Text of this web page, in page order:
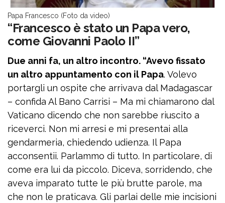
Papa Francesco (Foto da video)
“Francesco è stato un Papa vero,
come Giovanni Paolo II”
Due anni fa, un altro incontro. “Avevo fissato
un altro appuntamento con il Papa. Volevo
portargli un ospite che arrivava dal Madagascar
– confida Al Bano Carrisi – Ma mi chiamarono dal
Vaticano dicendo che non sarebbe riuscito a
riceverci. Non mi arresi e mi presentai alla
gendarmeria, chiedendo udienza. Il Papa
acconsentii. Parlammo di tutto. In particolare, di
come era lui da piccolo. Diceva, sorridendo, che
aveva imparato tutte le più brutte parole, ma
che non le praticava. Gli parlai delle mie incisioni